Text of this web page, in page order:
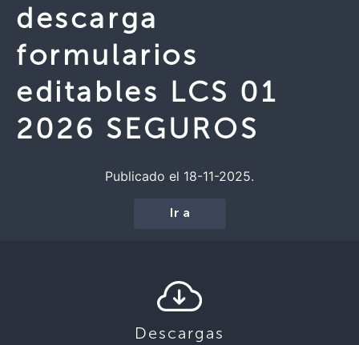
descarga
formularios
editables LCS 01
2026 SEGUROS
Publicado el 18-11-2025.
Ir a
Descargas